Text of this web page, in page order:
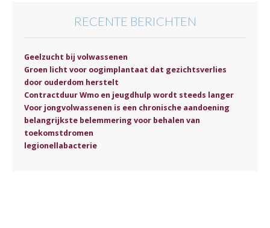
RECENTE BERICHTEN
Geelzucht bij volwassenen
Groen licht voor oogimplantaat dat gezichtsverlies
door ouderdom herstelt
Contractduur Wmo en jeugdhulp wordt steeds langer
Voor jongvolwassenen is een chronische aandoening
belangrijkste belemmering voor behalen van
toekomstdromen
legionellabacterie